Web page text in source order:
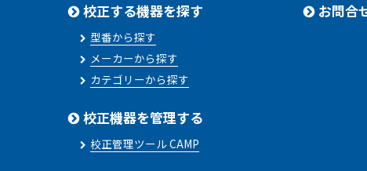
校正する機器を探す
型番から探す
メーカーから探す
カテゴリーから探す
校正機器を管理する
校正管理ツール CAMP
お問合